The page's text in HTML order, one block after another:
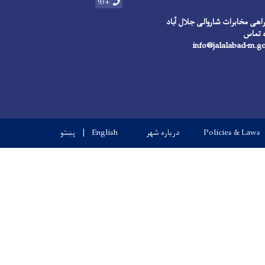
مخابرات شاروالی جلال آباد
Policies & Laws درباره شهر English پښتو